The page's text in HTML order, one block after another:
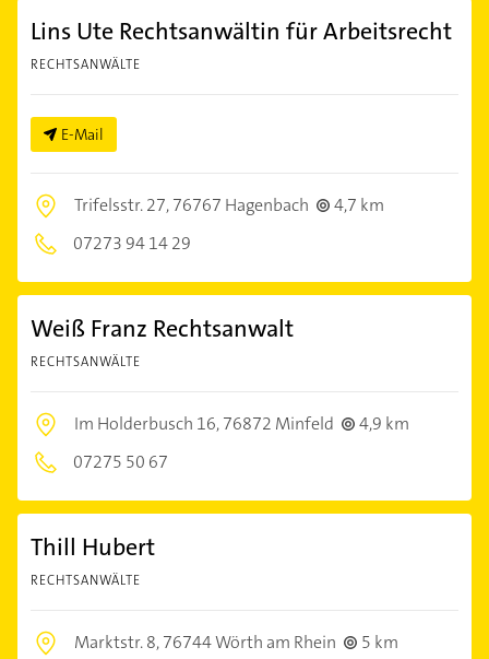
Lins Ute Rechtsanwältin für Arbeitsrecht
RECHTSANWÄLTE
E-Mail
Trifelsstr. 27,76767 Hagenbach
4,7 km
07273 94 14 29
Weiß Franz Rechtsanwalt
RECHTSANWÄLTE
Im Holderbusch 16,76872 Minfeld
4,9 km
07275 50 67
Thill Hubert
RECHTSANWÄLTE
Marktstr. 8,76744 Wörth am Rhein 5 km